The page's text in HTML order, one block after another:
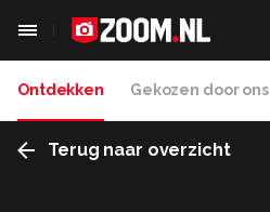
Ontdekken Gekozen door ons
Terug naar overzicht